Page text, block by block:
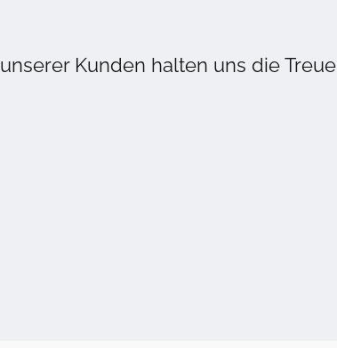
unserer Kunden halten uns die Treue